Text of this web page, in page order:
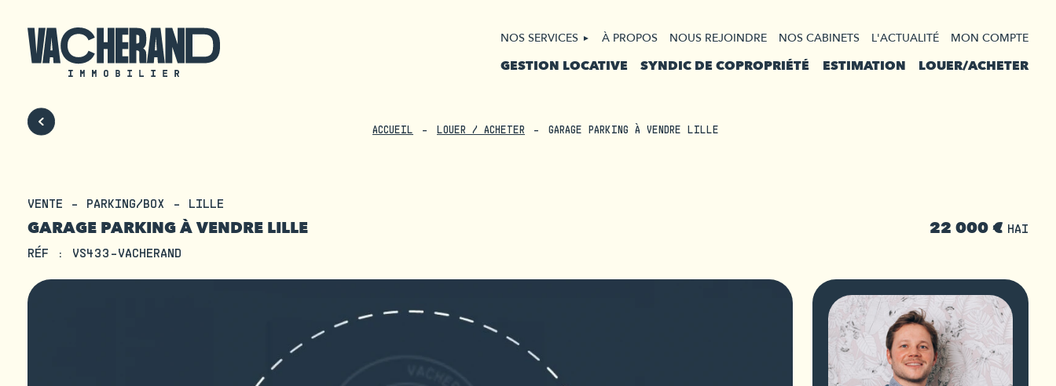
NOS SERVICES À PROPOS NOUS REJOINDRE NOS CABINETS L'ACTUALITÉ MON COMPTE
GESTION LOCATIVE SYNDIC DE COPROPRIÉTÉ ESTIMATION LOUER/ACHETER
ACCUEIL LOUER / ACHETER GARAGE PARKING À VENDRE LILLE
VENTE - PARKING/BOX - LILLE
GARAGE PARKING À VENDRE LILLE
RÉF : VS433-VACHERAND
22 000 € HAI